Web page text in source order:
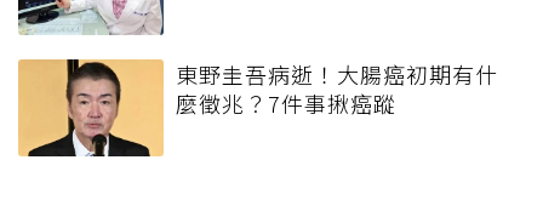
東野圭吾病逝！大腸癌初期有什
麼徵兆？7件事揪癌蹤